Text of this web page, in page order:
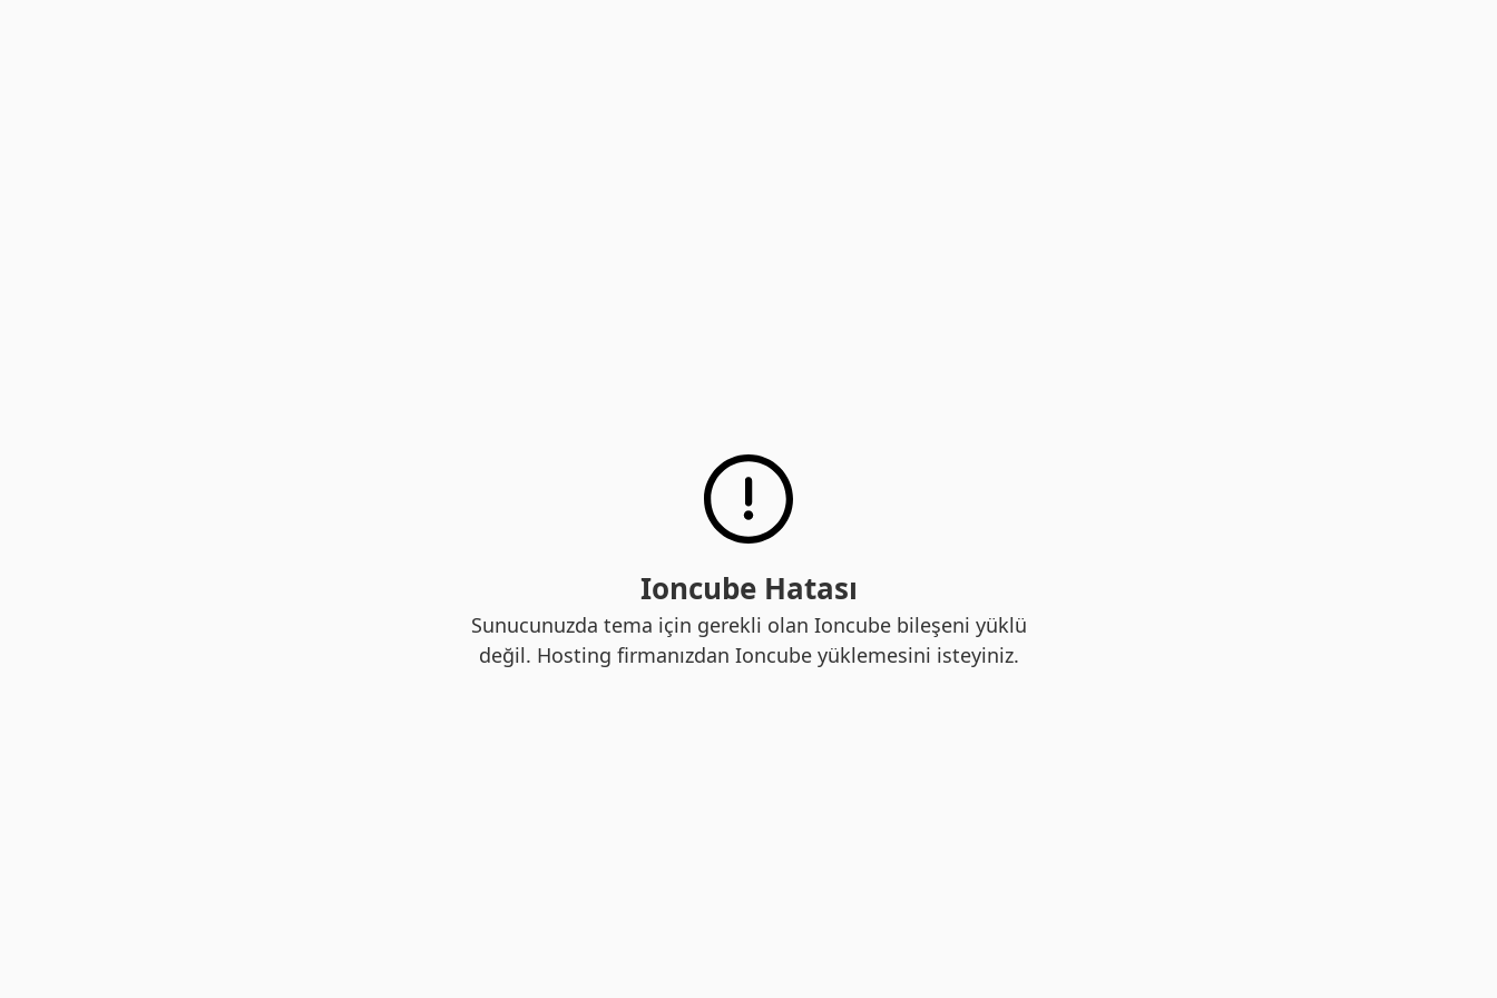
Ioncube Hatası
Sunucunuzda tema için gerekli olan Ioncube bileşeni yüklü
değil. Hosting firmanızdan Ioncube yüklemesini isteyiniz.